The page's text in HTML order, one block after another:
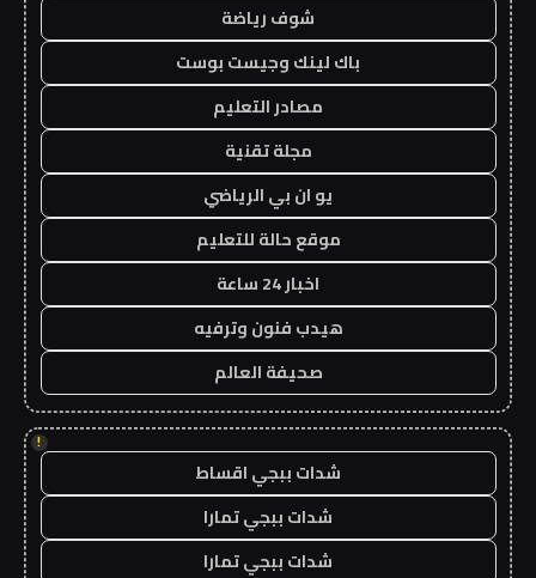
شوف رياضة
باك لينك وجيست بوست
مصادر التعليم
مجلة تقنية
يو ان بي الرياضي
موقع حالة للتعليم
اخبار 24 ساعة
هيدب فنون وترفيه
صحيفة العالم
!
شدات ببجي اقساط
شدات ببجي تمارا
شدات ببجي تمارا